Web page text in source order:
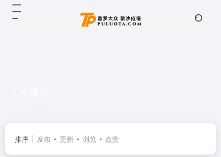
排序 发布 更新 浏览 点赞